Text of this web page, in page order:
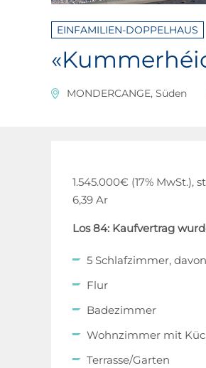
EINFAMILIEN-DOPPELHAUS
MONDERCANGE, Süden
1.545.000€ (17%
6,39 Ar
Los 84: Kaufvertrag
5 Schlafzimmer,
Flur
Badezimmer
Wohnzimmer mit
Terrasse/Garten